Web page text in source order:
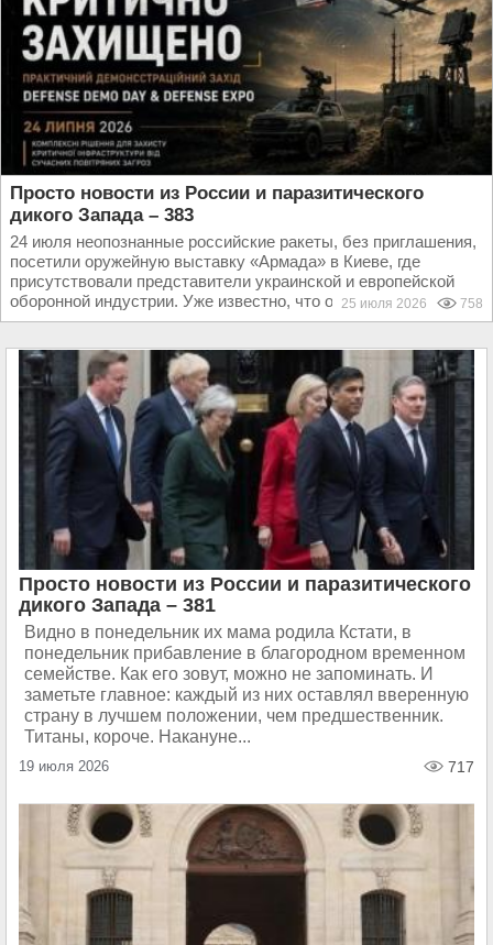
Просто новости из России и паразитического
дикого Запада – 383
24 июля неопознанные российские ракеты, без приглашения,
посетили оружейную выставку «Армада» в Киеве, где
присутствовали представители украинской и европейской
оборонной индустрии. Уже известно, что один...25 июля 2026 758
Просто новости из России и паразитического
дикого Запада – 381
Видно в понедельник их мама родила Кстати, в
понедельник прибавление в благородном временном
семействе. Как его зовут, можно не запоминать. И
заметьте главное: каждый из них оставлял вверенную
страну в лучшем положении, чем предшественник.
Титаны, короче. Накануне...
19 июля 2026 717